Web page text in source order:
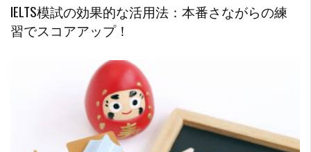
IELTS模試の効果的な活用法：本番さながらの練
習でスコアアップ！